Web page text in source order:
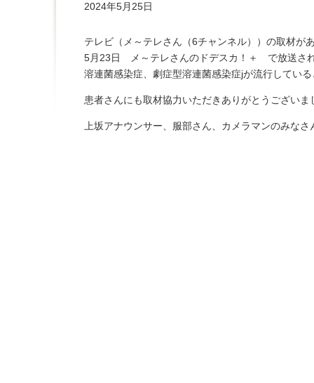
2024年5月25日
テレビ（メ～テレさん（6チャンネル））の取材が
5月23日 メ～テレさんのドデスカ！＋ で放送さ
溶連菌感染症、劇症型溶連菌感染症jが流行してい
患者さんにも取材協力いただきありがとうございま
上坂アナウンサー、服部さん、カメラマンのみな